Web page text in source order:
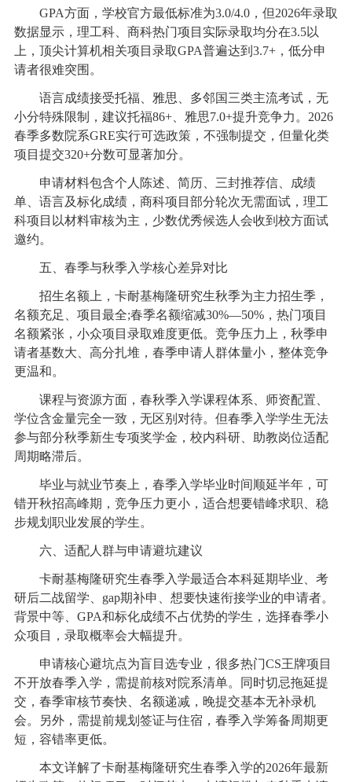
GPA方面，学校官方最低标准为3.0/4.0，但2026年录取
数据显示，理工科、商科热门项目实际录取均分在3.5以
上，顶尖计算机相关项目录取GPA普遍达到3.7+，低分申
请者很难突围。
语言成绩接受托福、雅思、多邻国三类主流考试，无
小分特殊限制，建议托福86+、雅思7.0+提升竞争力。2026
春季多数院系GRE实行可选政策，不强制提交，但量化类
项目提交320+分数可显著加分。
申请材料包含个人陈述、简历、三封推荐信、成绩
单、语言及标化成绩，商科项目部分轮次无需面试，理工
科项目以材料审核为主，少数优秀候选人会收到校方面试
邀约。
五、春季与秋季入学核心差异对比
招生名额上，卡耐基梅隆研究生秋季为主力招生季，
名额充足、项目最全;春季名额缩减30%—50%，热门项目
名额紧张，小众项目录取难度更低。竞争压力上，秋季申
请者基数大、高分扎堆，春季申请人群体量小，整体竞争
更温和。
课程与资源方面，春秋季入学课程体系、师资配置、
学位含金量完全一致，无区别对待。但春季入学学生无法
参与部分秋季新生专项奖学金，校内科研、助教岗位适配
周期略滞后。
毕业与就业节奏上，春季入学毕业时间顺延半年，可
错开秋招高峰期，竞争压力更小，适合想要错峰求职、稳
步规划职业发展的学生。
六、适配人群与申请避坑建议
卡耐基梅隆研究生春季入学最适合本科延期毕业、考
研后二战留学、gap期补申、想要快速衔接学业的申请者。
背景中等、GPA和标化成绩不占优势的学生，选择春季小
众项目，录取概率会大幅提升。
申请核心避坑点为盲目选专业，很多热门CS王牌项目
不开放春季入学，需提前核对院系清单。同时切忌拖延提
交，春季审核节奏快、名额递减，晚提交基本无补录机
会。另外，需提前规划签证与住宿，春季入学筹备周期更
短，容错率更低。
本文详解了卡耐基梅隆研究生春季入学的2026年最新